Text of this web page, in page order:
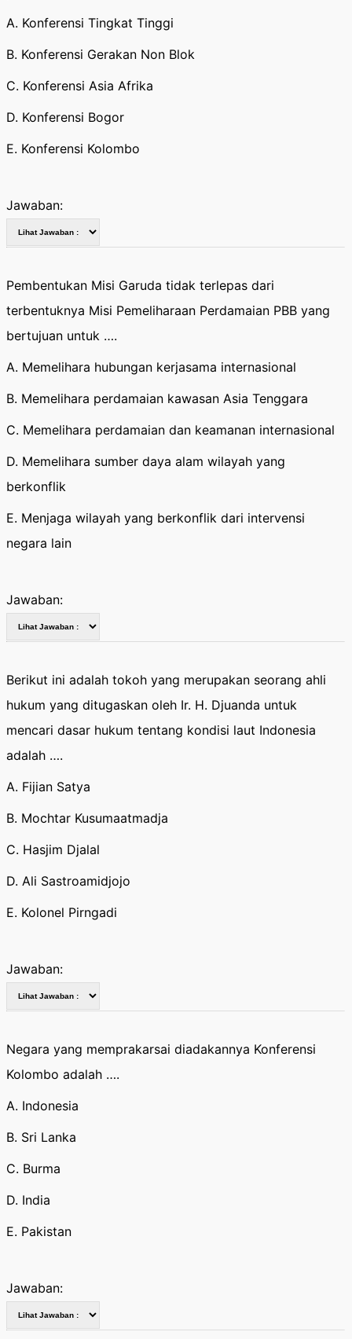
A. Konferensi Tingkat Tinggi
B. Konferensi Gerakan Non Blok
C. Konferensi Asia Afrika
D. Konferensi Bogor
E. Konferensi Kolombo
Jawaban:
Pembentukan Misi Garuda tidak terlepas dari
terbentuknya Misi Pemeliharaan Perdamaian PBB yang
bertujuan untuk ….
A. Memelihara hubungan kerjasama internasional
B. Memelihara perdamaian kawasan Asia Tenggara
C. Memelihara perdamaian dan keamanan internasional
D. Memelihara sumber daya alam wilayah yang
berkonflik
E. Menjaga wilayah yang berkonflik dari intervensi
negara lain
Jawaban:
Berikut ini adalah tokoh yang merupakan seorang ahli
hukum yang ditugaskan oleh Ir. H. Djuanda untuk
mencari dasar hukum tentang kondisi laut Indonesia
adalah ….
A. Fijian Satya
B. Mochtar Kusumaatmadja
C. Hasjim Djalal
D. Ali Sastroamidjojo
E. Kolonel Pirngadi
Jawaban:
Negara yang memprakarsai diadakannya Konferensi
Kolombo adalah ….
A. Indonesia
B. Sri Lanka
C. Burma
D. India
E. Pakistan
Jawaban: